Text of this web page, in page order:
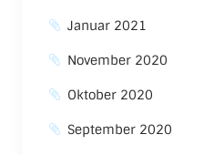
Januar 2021
November 2020
Oktober 2020
September 2020